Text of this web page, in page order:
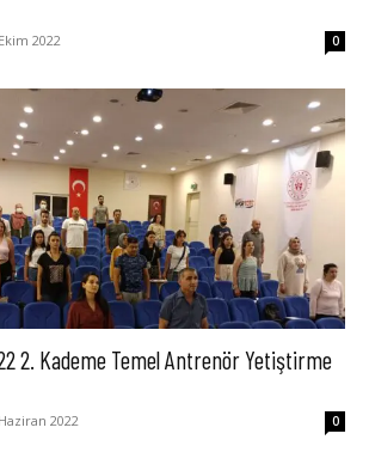
2022 0
2. Kademe Temel Antrenör Yetiştirme
2022 0